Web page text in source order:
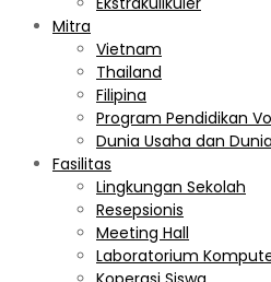
Mitra
Vietnam
Thailand
Filipina
Program Pendidikan
Dunia Usaha dan
Fasilitas
Lingkungan Sekolah
Resepsionis
Meeting Hall
Laboratorium